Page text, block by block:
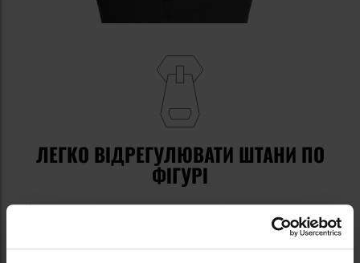
ЛЕГКО ВІДРЕГУЛЮВАТИ ШТАНИ ПО
ФІГУРІ
Штани замість ґудзика оснащені широкою
дозволяє регулювати обхват у